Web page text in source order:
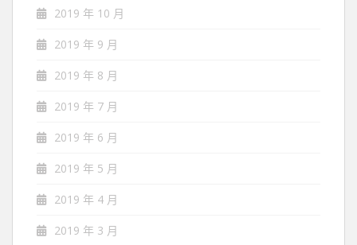
2019 年 10 月
2019 年 9 月
2019 年 8 月
2019 年 7 月
2019 年 6 月
2019 年 5 月
2019 年 4 月
2019 年 3 月